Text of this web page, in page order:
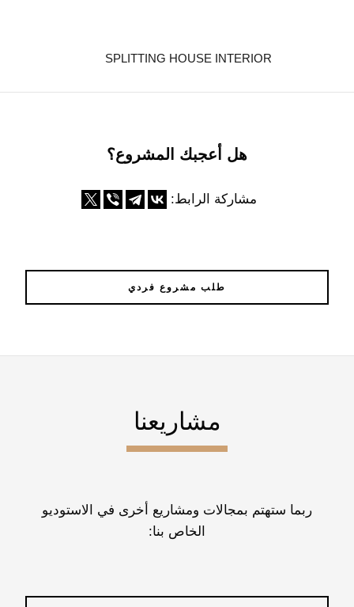
SPLITTING HOUSE INTERIOR
هل أعجبك المشروع؟
مشاركة الرابط:
طلب مشروع فردي
مشاريعنا
ربما ستهتم بمجالات ومشاريع أخرى في الاستوديو
الخاص بنا: